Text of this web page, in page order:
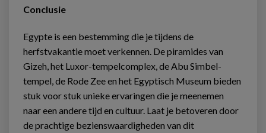
Conclusie
Egypte is een bestemming die je tijdens de
herfstvakantie moet verkennen. De piramides van
Gizeh, het Luxor-tempelcomplex, de Abu Simbel-
tempel, de Rode Zee en het Egyptisch Museum bieden
stuk voor stuk unieke ervaringen die je meenemen
naar een andere tijd en cultuur. Laat je betoveren door
de prachtige bezienswaardigheden van dit